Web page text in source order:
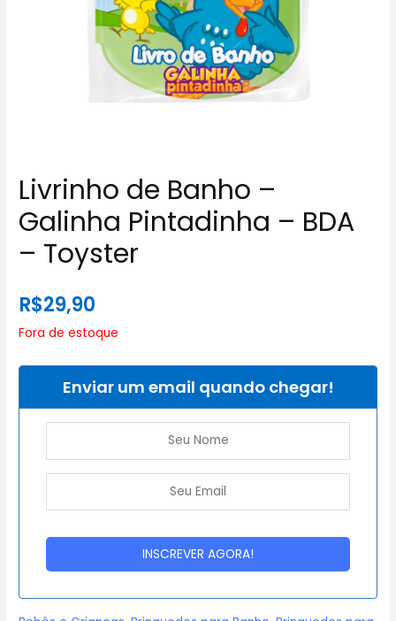
Livrinho de Banho –
Galinha Pintadinha – BDA
– Toyster
R$29,90
Fora de estoque
Enviar um email quando chegar!